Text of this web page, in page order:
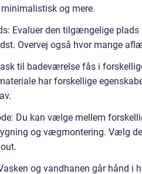
og mere.
Evaluer den tilgængelige
Overvej også hvor mange
til badeværelse fås i
har forskellige
Du kan vælge mellem
og vægmontering. Vælg
og vandhanen går hånd i